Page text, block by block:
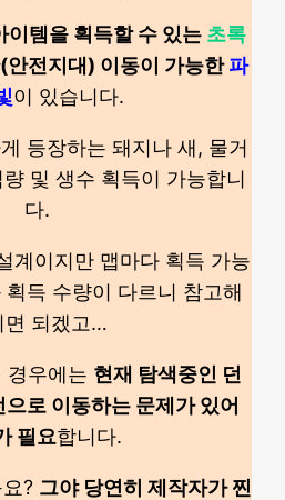
이템을 획득할 수 있는 초록
안전지대) 이동이 가능한파
이 있습니다.
등장하는 돼지나 새, 물거
및 생수 획득이 가능합니
다.
계이지만 맵마다 획득 가능
득 수량이 다르니 참고해
면 되겠고…
경우에는 현재 탐색중인 던
로 이동하는 문제가 있어
필요합니다.
? 그야 당연히 제작자가 찐